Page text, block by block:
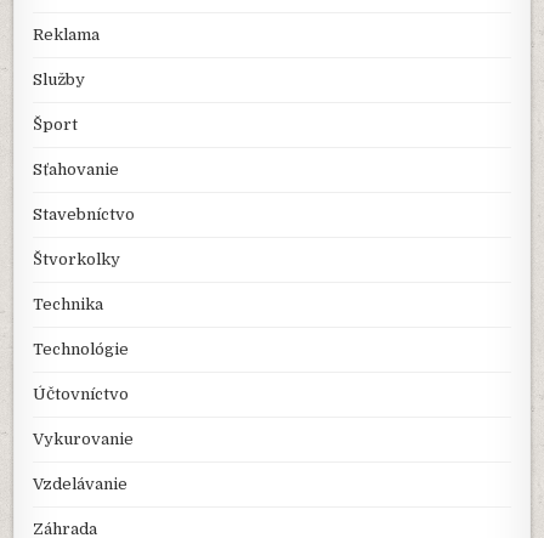
Reklama
Služby
Šport
Sťahovanie
Stavebníctvo
Štvorkolky
Technika
Technológie
Účtovníctvo
Vykurovanie
Vzdelávanie
Záhrada